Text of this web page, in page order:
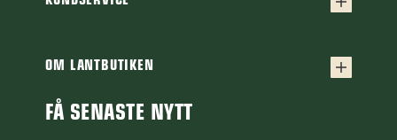
Finansiering
Guider & Artiklar
Frågor & svar
Cookiepolicy
OM LANTBUTIKEN
Om Lantbutiken
FÅ SENASTE NYTT